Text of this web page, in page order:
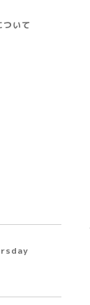
ついて